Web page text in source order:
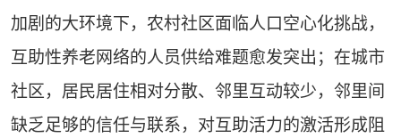
加剧的大环境下，农村社区面临人口空心化挑战，
互助性养老网络的人员供给难题愈发突出；在城市
社区，居民居住相对分散、邻里互动较少，邻里间
缺乏足够的信任与联系，对互助活力的激活形成阻